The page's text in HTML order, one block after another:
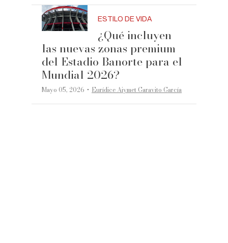
ESTILO DE VIDA
¿Qué incluyen
las nuevas zonas premium
del Estadio Banorte para el
Mundial 2026?
Mayo 05, 2026 ·Eurídice Aiymet Garavito García